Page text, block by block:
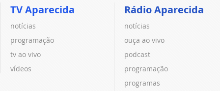
TV Aparecida
notícias
programação
tv ao vivo
vídeos
Rádio Aparecida
notícias
ouça ao vivo
podcast
programação
programas